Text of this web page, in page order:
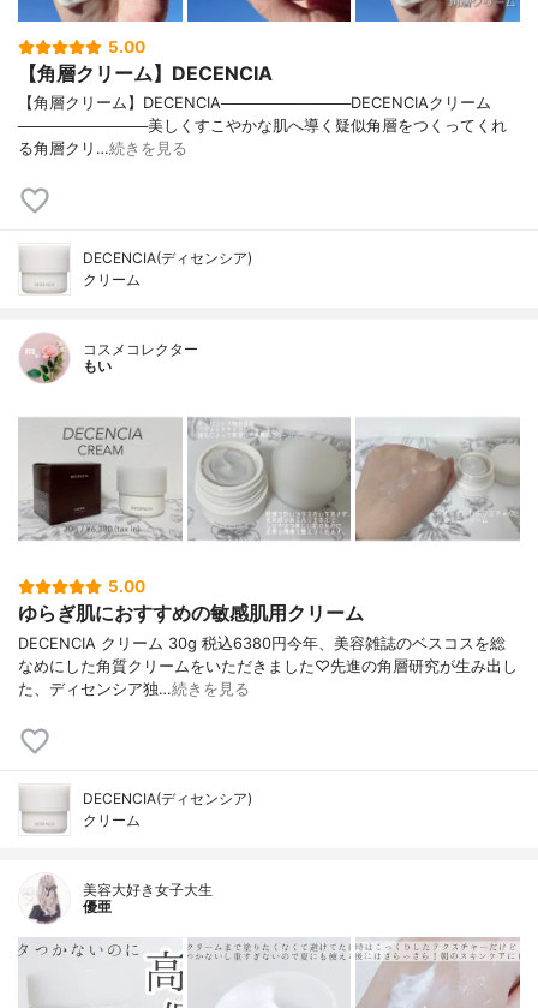
5.00
【角層クリーム】DECENCIA
【角層クリーム】DECENCIA────────────DECENCIAクリーム
────────────美しくすこやかな肌へ導く疑似角層をつくってくれ
る角層クリ…続きを見る
DECENCIA(ディセンシア)
クリーム
コスメコレクター
もい
5.00
ゆらぎ肌におすすめの敏感肌用クリーム
DECENCIA クリーム 30g 税込6380円今年、美容雑誌のベスコスを総
なめにした角質クリームをいただきました♡先進の角層研究が生み出し
た、ディセンシア独…続きを見る
DECENCIA(ディセンシア)
クリーム
美容大好き女子大生
優亜